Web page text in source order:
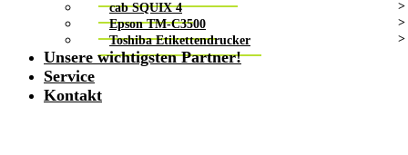
cab SQUIX 4
Epson TM-C3500
Toshiba Etikettendrucker
Unsere wichtigsten Partner!
Service
Kontakt